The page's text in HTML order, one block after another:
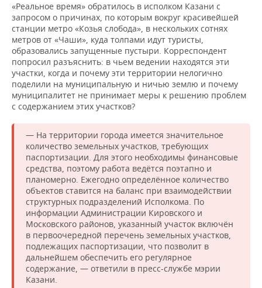
«Реальное время» обратилось в исполком Казани с
запросом о причинах, по которым вокруг красивейшей
станции метро «Козья слобода», в нескольких сотнях
метров от «Чаши», куда толпами идут туристы,
образовались запущенные пустыри. Корреспондент
попросил разъяснить: в чьем ведении находятся эти
участки, когда и почему эти территории нелогично
поделили на муниципальную и ничью землю и почему
муниципалитет не принимает меры к решению проблем
с содержанием этих участков?
— На территории города имеется значительное
количество земельных участков, требующих
паспортизации. Для этого необходимы финансовые
средства, поэтому работа ведётся поэтапно и
планомерно. Ежегодно определённое количество
объектов ставится на баланс при взаимодействии
структурных подразделений Исполкома. По
информации Администрации Кировского и
Московского районов, указанный участок включён
в первоочередной перечень земельных участков,
подлежащих паспортизации, что позволит в
дальнейшем обеспечить его регулярное
содержание, — ответили в пресс-службе мэрии
Казани.